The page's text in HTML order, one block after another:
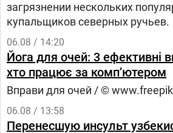
загрязнении нескольких
купальщиков северных ручьев.
06.08 / 14:20
Йога для очей: 3 ефективні
хто працює за комп’ютером
Вправи для очей / ©
06.08 / 13:58
Перенесшую инсульт